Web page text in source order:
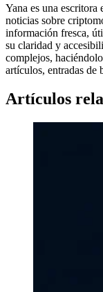
Yana es una escritora
noticias sobre
información fresca,
su claridad y
complejos,
artículos, entradas de
Artículos